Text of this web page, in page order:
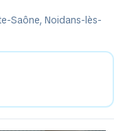
Saône, Noidans-lès-